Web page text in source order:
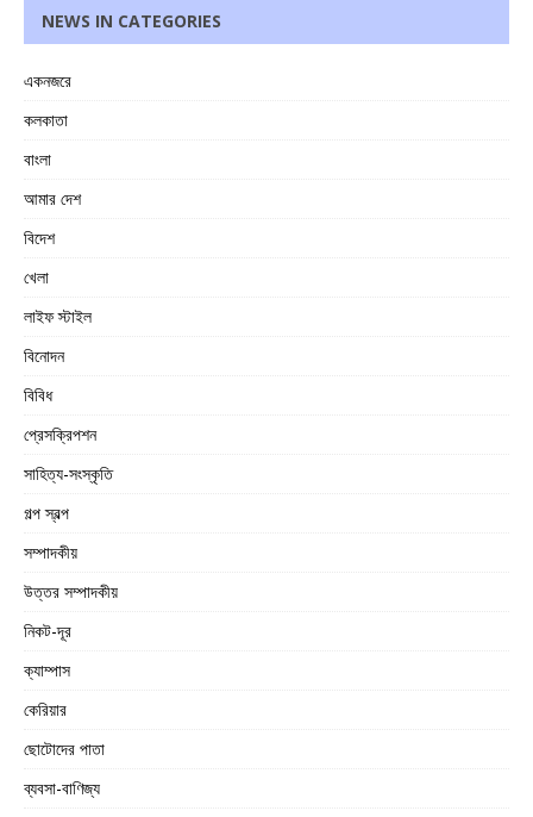
NEWS IN CATEGORIES
একনজরে
কলকাতা
বাংলা
আমার দেশ
বিদেশ
খেলা
লাইফ স্টাইল
বিনোদন
বিবিধ
প্রেসক্রিপশন
সাহিত্য-সংস্কৃতি
গল্প স্বল্প
সম্পাদকীয়
উত্তর সম্পাদকীয়
নিকট-দূর
ক্যাম্পাস
কেরিয়ার
ছোটোদের পাতা
ব্যবসা-বাণিজ্য